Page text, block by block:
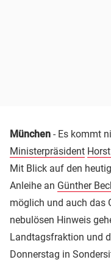
München - Es kommt
Ministerpräsident
Mit Blick auf den
Anleihe an Günther
möglich und auch das
nebulösen Hinweis
Landtagsfraktion und
Donnerstag in